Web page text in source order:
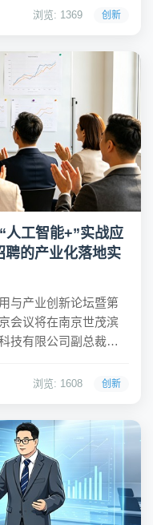
斯国际文化旅游节全
浏览: 1369 创新
人工智能+”实战应
聘的产业化落地实
与产业创新论坛暨第
会议将在南京世茂滨
技有限公司副总裁周
能引领行业变革近屿
浏览: 1608 创新